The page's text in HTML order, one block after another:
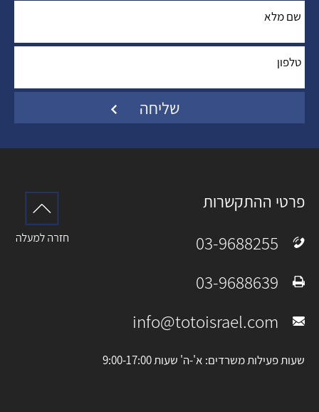
שם מלא
טלפון
פרטי ההתקשרות
טלפון: 03-9688255
פקס: 03-9688639
מייל: info@totoisrael.com
שעות פעילות משרדים: א'-ה' שעות 9:00-17:00